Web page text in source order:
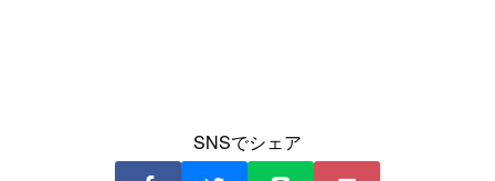
SNSでシェア